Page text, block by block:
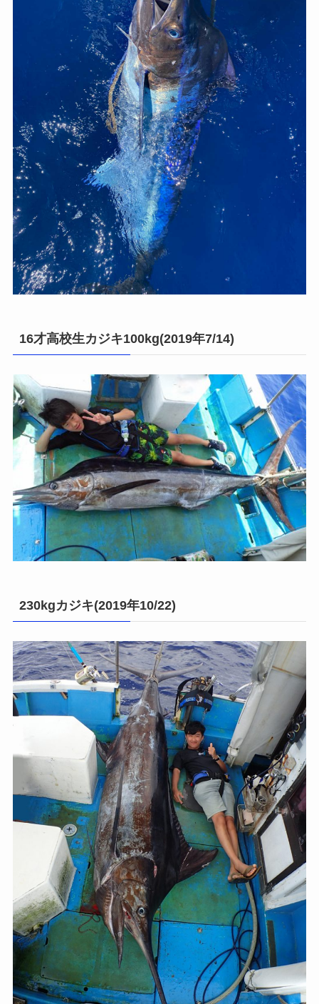
16才高校生カジキ100kg(2019年7/14)
230kgカジキ(2019年10/22)